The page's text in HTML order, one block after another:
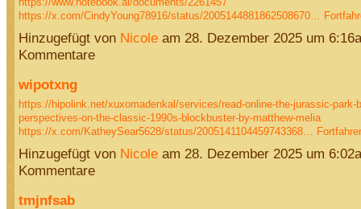
https://x.com/CindyYoung78916/status/2005144881862508670…
Hinzugefügt von Nicoleam 28. Dezember 2025 um
Kommentare
wipotxng
https://hipolink.net/xuxomadenkal/services/read-online-the-jurassic-park-
perspectives-on-the-classic-1990s-blockbuster-by-matthew-melia
https://x.com/KatheySear5628/status/2005141104459743368…
Hinzugefügt von Nicoleam 28. Dezember 2025 um
Kommentare
tmjnfsab